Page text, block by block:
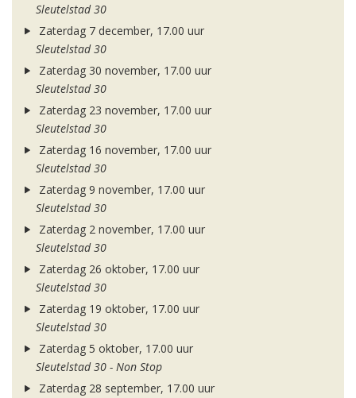
Sleutelstad 30
Zaterdag 7 december, 17.00 uur
Sleutelstad 30
Zaterdag 30 november, 17.00 uur
Sleutelstad 30
Zaterdag 23 november, 17.00 uur
Sleutelstad 30
Zaterdag 16 november, 17.00 uur
Sleutelstad 30
Zaterdag 9 november, 17.00 uur
Sleutelstad 30
Zaterdag 2 november, 17.00 uur
Sleutelstad 30
Zaterdag 26 oktober, 17.00 uur
Sleutelstad 30
Zaterdag 19 oktober, 17.00 uur
Sleutelstad 30
Zaterdag 5 oktober, 17.00 uur
Sleutelstad 30 - Non Stop
Zaterdag 28 september, 17.00 uur